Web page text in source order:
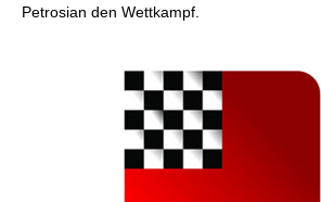
Petrosian den Wettkampf.